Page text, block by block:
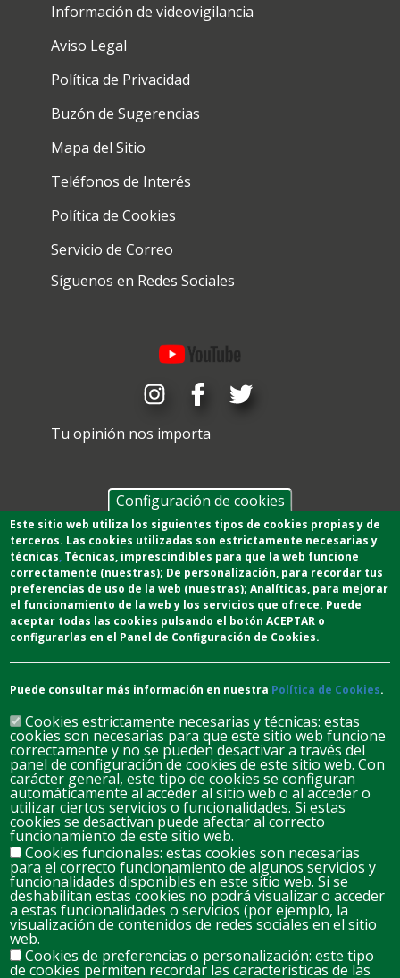
Información de videovigilancia
Aviso Legal
Política de Privacidad
Buzón de Sugerencias
Mapa del Sitio
Teléfonos de Interés
Política de Cookies
Servicio de Correo
Síguenos en Redes Sociales
Tu opinión nos importa
D L M M J V S
26 27 28 29 30 31
2 3 4 5 6 7 8
Configuración de cookies
Este sitio web utiliza los siguientes tipos de cookies propias y de
terceros. Las cookies utilizadas son estrictamente necesarias y
técnicas, Técnicas, imprescindibles para que la web funcione
correctamente (nuestras); De personalización, para recordar tus
preferencias de uso de la web (nuestras);Analíticas, para mejorar
el funcionamiento de la web y los servicios que ofrece. Puede
aceptar todas las cookies pulsando el botón ACEPTAR o
configurarlas en el Panel de Configuración de Cookies.
Puede consultar más información en nuestra Política de Cookies.
Cookies estrictamente necesarias y técnicas: estas
cookies son necesarias para que este sitio web funcione
correctamente y no se pueden desactivar a través del
panel de configuración de cookies de este sitio web. Con
carácter general, este tipo de cookies se configuran
automáticamente al acceder al sitio web o al acceder o
utilizar ciertos servicios o funcionalidades. Si estas
cookies se desactivan puede afectar al correcto
funcionamiento de este sitio web.
Cookies funcionales: estas cookies son necesarias
para el correcto funcionamiento de algunos servicios y
funcionalidades disponibles en este sitio web. Si se
deshabilitan estas cookies no podrá visualizar o acceder
a estas funcionalidades o servicios (por ejemplo, la
visualización de contenidos de redes sociales en el sitio
web.
Cookies de preferencias o personalización: este tipo
de cookies permiten recordar las características de las